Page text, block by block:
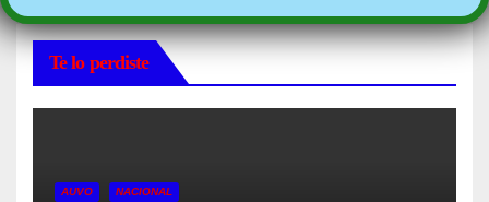
Te lo perdiste
AUVO NACIONAL